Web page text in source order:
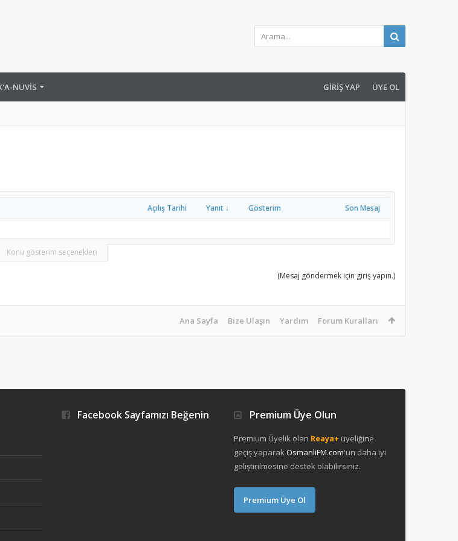
NÜVIS GIRIŞ YAP ÜYE OL
Açılış Tarihi Yanıt ↓ Gösterim Son Mesaj
Konu gösterim seçenekleri
(Mesaj göndermek için giriş yapın.)
Ana Sayfa Bize Ulaşın Yardım Forum Kuralları
Facebook Sayfamızı Beğenin Premium Üye Olun
Premium Üyelik olan Reaya+ üyeliğine
geçiş yaparakOsmanliFM.com'un daha iyi
geliştirilmesine destek olabilirsiniz.
Premium Üye Ol